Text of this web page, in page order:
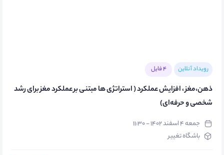
رویداد آنلاین 4 فایل
ذهن،مغز ، افزایش عملکرد ( استراتژی ها مبتنی بر عملکرد مغز برای رشد
شخصی و حرفه‌ای)
جمعه ۴ اسفند ۱۴۰۲ - ۱۱:۳۰
باشگاه تغییر